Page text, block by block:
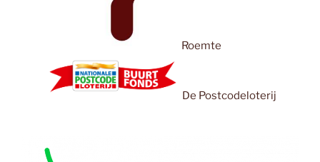
Roemte
De Postcodeloterij